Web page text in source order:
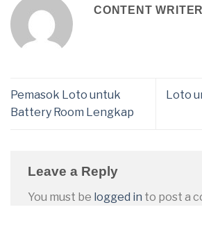
CONTENT WRITER
Pemasok Loto untuk
Battery Room Lengkap
Loto
Leave a Reply
You must be logged in to post a